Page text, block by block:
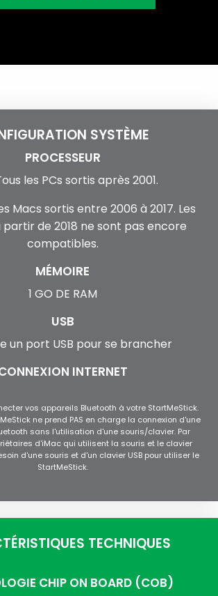
SYSTÈME
PROCESSEUR
les PCs sortis après 2001.
Macs sortis entre 2006 à 2017. Les
de 2018 ne sont pas encore
compatibles.
MÉMOIRE
1 GO DE RAM
USB
un port USB pour se brancher
INTERNET
vos appareils Bluetooth à votre StartMeStick.
ne prend PAS en charge la connexion d'une
sans l'utilisation d'une souris/clavier. Par
d'iMac qui utilisent la souris et le clavier
d'une souris et d'un clavier USB pour utiliser le
StartMeStick.
TECHNIQUES
CHIP ON BOARD (COB)